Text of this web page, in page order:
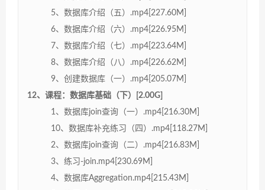
5、数据库介绍（五）.mp4[227.60M]
6、数据库介绍（六）.mp4[226.95M]
7、数据库介绍（七）.mp4[223.64M]
8、数据库介绍（八）.mp4[226.62M]
9、创建数据库（一）.mp4[205.07M]
12、课程：数据库基础（下）[2.00G]
1、数据库join查询（一）.mp4[216.30M]
10、数据库补充练习（四）.mp4[118.27M]
2、数据库join查询（二）.mp4[216.83M]
3、练习-join.mp4[230.69M]
4、数据库Aggregation.mp4[215.43M]